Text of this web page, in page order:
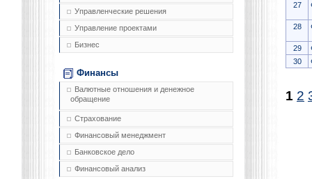
Управленческие решения
Управление проектами
Бизнес
Финансы
Валютные отношения и денежное
обращение
Страхование
Финансовый менеджмент
Банковское дело
Финансовый анализ
27
28
29
30
1 2